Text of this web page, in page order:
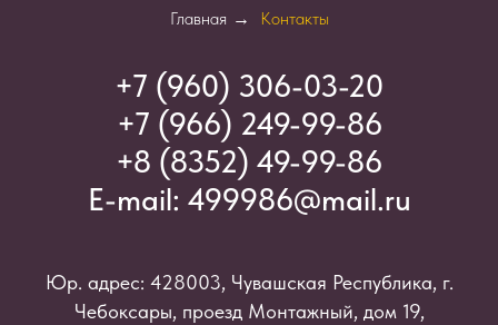
Главная → Контакты
+7 (960) 306-03-20
+7 (966) 249-99-86
+8 (8352) 49-99-86
E-mail: 499986@mail.ru
Юр. адрес: 428003, Чувашская Республика, г.
Чебоксары, проезд Монтажный, дом 19,